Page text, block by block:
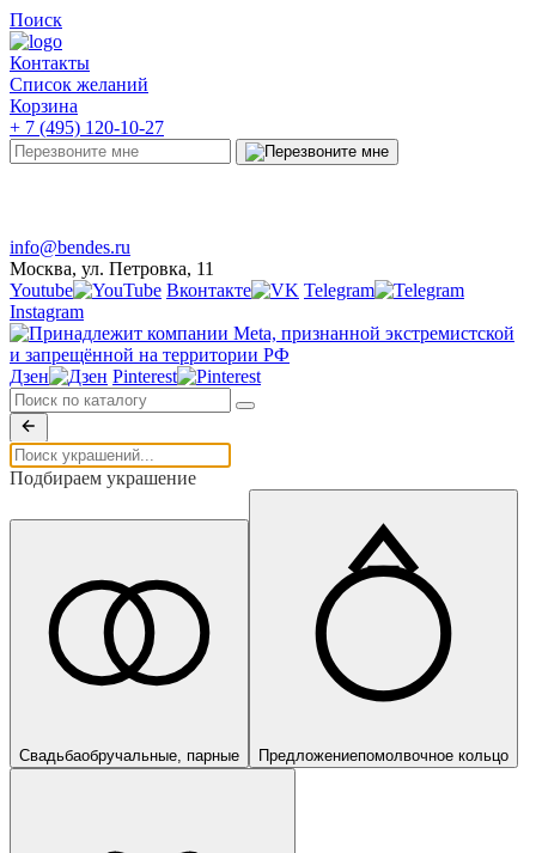
Поиск
Контакты
Список желаний
Корзина
+ 7 (495) 120-10-27
info@bendes.ru
Москва, ул. Петровка, 11
Youtube
Вконтакте
Telegram
Instagram
Дзен Pinterest
Подбираем украшение
Свадьбаобручальные, парные Предложениепомолвочное кольцо